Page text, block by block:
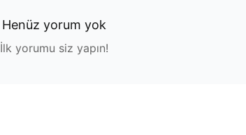
Henüz yorum yok
İlk yorumu siz yapın!